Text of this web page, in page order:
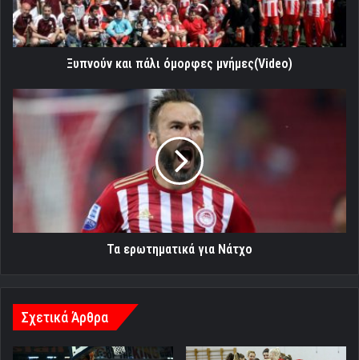
Ξυπνούν και πάλι όμορφες μνήμες(Video)
Τα
ερωτηματικά
Τα ερωτηματικά για Νάτχο
Σχετικά Άρθρα